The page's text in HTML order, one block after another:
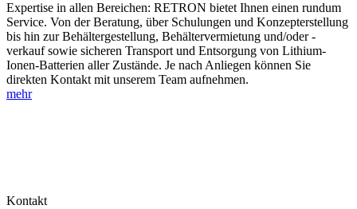
Expertise in allen Bereichen: RETRON bietet Ihnen einen rundum
Service. Von der Beratung, über Schulungen und Konzepterstellung
bis hin zur Behältergestellung, Behältervermietung und/oder -
verkauf sowie sicheren Transport und Entsorgung von Lithium-
Ionen-Batterien aller Zustände. Je nach Anliegen können Sie
direkten Kontakt mit unserem Team aufnehmen.
mehr
Kontakt